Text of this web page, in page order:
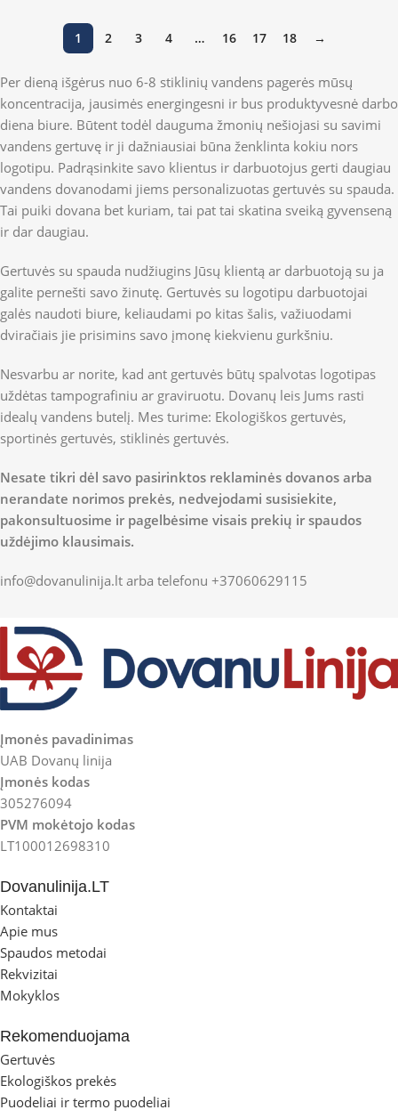
1 2 3 4 … 16 17 18 →
Per dieną išgėrus nuo 6-8 stiklinių vandens pagerės mūsų
koncentracija, jausimės energingesni ir bus produktyvesnė darbo
diena biure. Būtent todėl dauguma žmonių nešiojasi su savimi
vandens gertuvę ir ji dažniausiai būna ženklinta kokiu nors
logotipu. Padrąsinkite savo klientus ir darbuotojus gerti daugiau
vandens dovanodami jiems personalizuotas gertuvės su spauda.
Tai puiki dovana bet kuriam, tai pat tai skatina sveiką gyvenseną
ir dar daugiau.
Gertuvės su spauda nudžiugins Jūsų klientą ar darbuotoją su ja
galite pernešti savo žinutę. Gertuvės su logotipu darbuotojai
galės naudoti biure, keliaudami po kitas šalis, važiuodami
dviračiais jie prisimins savo įmonę kiekvienu gurkšniu.
Nesvarbu ar norite, kad ant gertuvės būtų spalvotas logotipas
uždėtas tampografiniu ar graviruotu. Dovanų leis Jums rasti
idealų vandens butelį. Mes turime: Ekologiškos gertuvės,
sportinės gertuvės, stiklinės gertuvės.
Nesate tikri dėl savo pasirinktos reklaminės dovanos arba
nerandate norimos prekės, nedvejodami susisiekite,
pakonsultuosime ir pagelbėsime visais prekių ir spaudos
uždėjimo klausimais.
info@dovanulinija.lt arba telefonu +37060629115
Įmonės pavadinimas
UAB Dovanų linija
Įmonės kodas
305276094
PVM mokėtojo kodas
LT100012698310
Dovanulinija.LT
Kontaktai
Apie mus
Spaudos metodai
Rekvizitai
Mokyklos
Rekomenduojama
Gertuvės
Ekologiškos prekės
Puodeliai ir termo puodeliai